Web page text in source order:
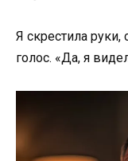
Я скрестила руки,
голос. «Да, я